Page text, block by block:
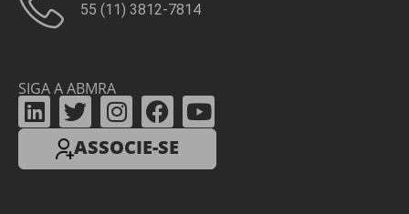
55 (11) 3812-7814
SIGA A ABMRA
ASSOCIE-SE